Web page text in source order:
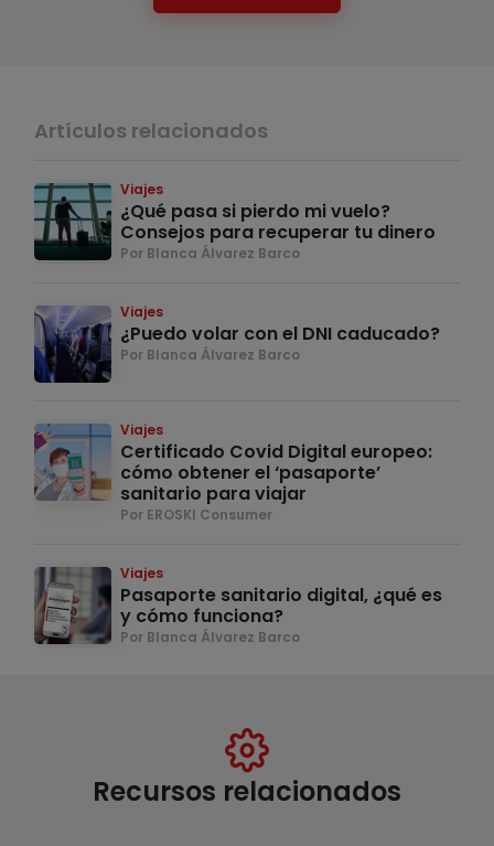
Artículos relacionados
Viajes
¿Qué pasa si pierdo mi vuelo?
Consejos para recuperar tu dinero
Por Blanca Álvarez Barco
Viajes
¿Puedo volar con el DNI caducado?
Por Blanca Álvarez Barco
Viajes
Certificado Covid Digital europeo:
cómo obtener el ‘pasaporte’
sanitario para viajar
Por EROSKI Consumer
Viajes
Pasaporte sanitario digital, ¿qué es
y cómo funciona?
Por Blanca Álvarez Barco
Recursos relacionados